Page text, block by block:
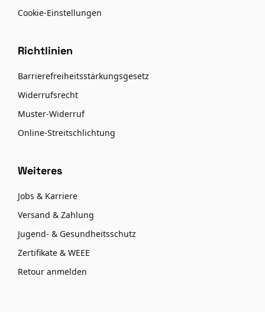
Cookie-Einstellungen
Richtlinien
Barrierefreiheitsstärkungsgesetz
Widerrufsrecht
Muster-Widerruf
Online-Streitschlichtung
Weiteres
Jobs & Karriere
Versand & Zahlung
Jugend- & Gesundheitsschutz
Zertifikate & WEEE
Retour anmelden